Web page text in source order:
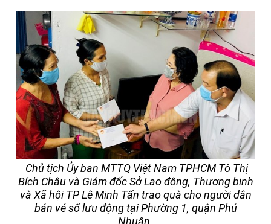
Chủ tịch Ủy ban MTTQ Việt Nam TPHCM Tô Thị
Bích Châu và Giám đốc Sở Lao động, Thương binh
và Xã hội TP Lê Minh Tấn trao quà cho người dân
bán vé số lưu động tại Phường 1, quận Phú
Nhuận.